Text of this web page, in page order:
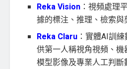
RekaVision ：視頻處理
據的標注、推理、檢索與
Reka Claru ：實體AI訓
供第一人稱視角視頻、
模型影像及專業人工判斷